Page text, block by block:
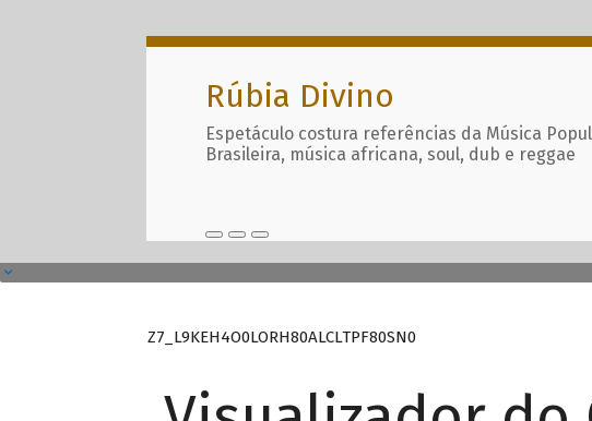
Rúbia Divino
Espetáculo costura referências da Música
Brasileira, música africana, soul, dub e reggae
Z7_L9KEH4O0LORH80ALCLTPF80SN0